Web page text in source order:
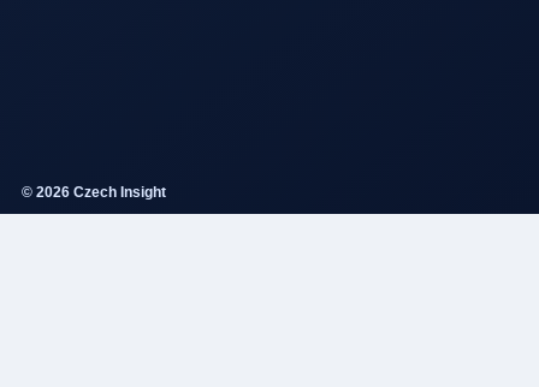
© 2026 Czech Insight